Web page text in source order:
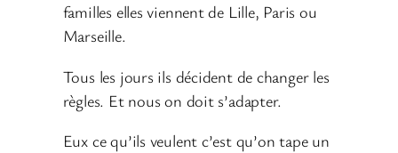
familles elles viennent de Lille, Paris ou
Marseille.
Tous les jours ils décident de changer les
règles. Et nous on doit s’adapter.
Eux ce qu’ils veulent c’est qu’on tape un